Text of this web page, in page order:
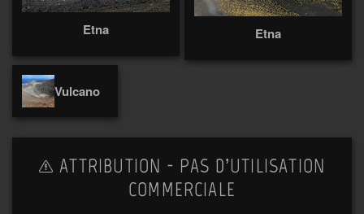
Etna Etna
Vulcano
ATTRIBUTION - PAS D’UTILISATION
COMMERCIALE